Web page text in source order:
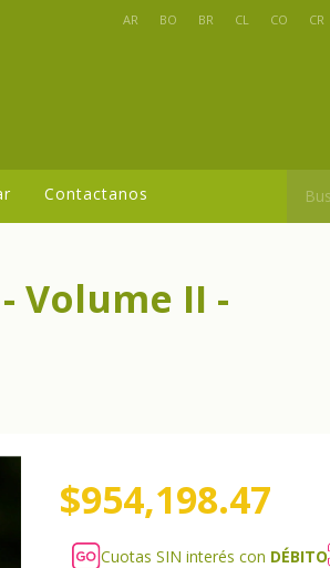
AR BO BR CL CO CR
Contactanos
Volume II -
$954,198.47
Cuotas SIN interés con DÉBITO